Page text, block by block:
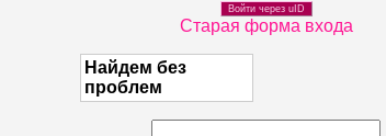
Войти через uID
Старая форма входа
Найдем без
проблем